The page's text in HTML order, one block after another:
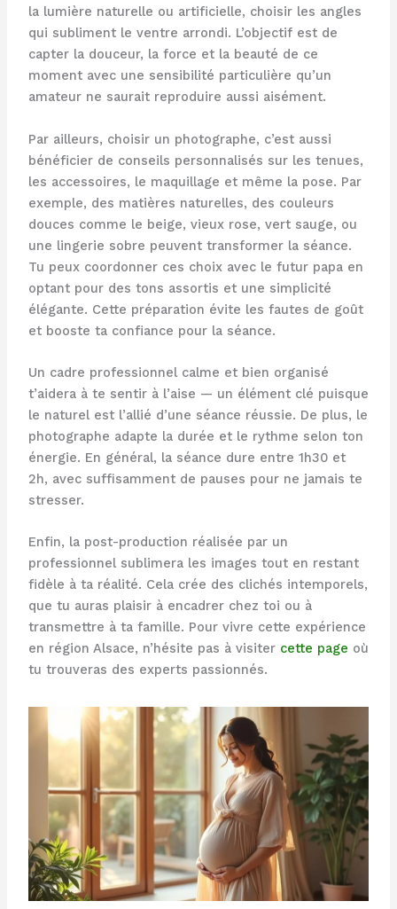
la lumière naturelle ou artificielle, choisir les angles
qui subliment le ventre arrondi. L’objectif est de
capter la douceur, la force et la beauté de ce
moment avec une sensibilité particulière qu’un
amateur ne saurait reproduire aussi aisément.
Par ailleurs, choisir un photographe, c’est aussi
bénéficier de conseils personnalisés sur les tenues,
les accessoires, le maquillage et même la pose. Par
exemple, des matières naturelles, des couleurs
douces comme le beige, vieux rose, vert sauge, ou
une lingerie sobre peuvent transformer la séance.
Tu peux coordonner ces choix avec le futur papa en
optant pour des tons assortis et une simplicité
élégante. Cette préparation évite les fautes de goût
et booste ta confiance pour la séance.
Un cadre professionnel calme et bien organisé
t’aidera à te sentir à l’aise — un élément clé puisque
le naturel est l’allié d’une séance réussie. De plus, le
photographe adapte la durée et le rythme selon ton
énergie. En général, la séance dure entre 1h30 et
2h, avec suffisamment de pauses pour ne jamais te
stresser.
Enfin, la post-production réalisée par un
professionnel sublimera les images tout en restant
fidèle à ta réalité. Cela crée des clichés intemporels,
que tu auras plaisir à encadrer chez toi ou à
transmettre à ta famille. Pour vivre cette expérience
en région Alsace, n’hésite pas à visiter cette page où
tu trouveras des experts passionnés.